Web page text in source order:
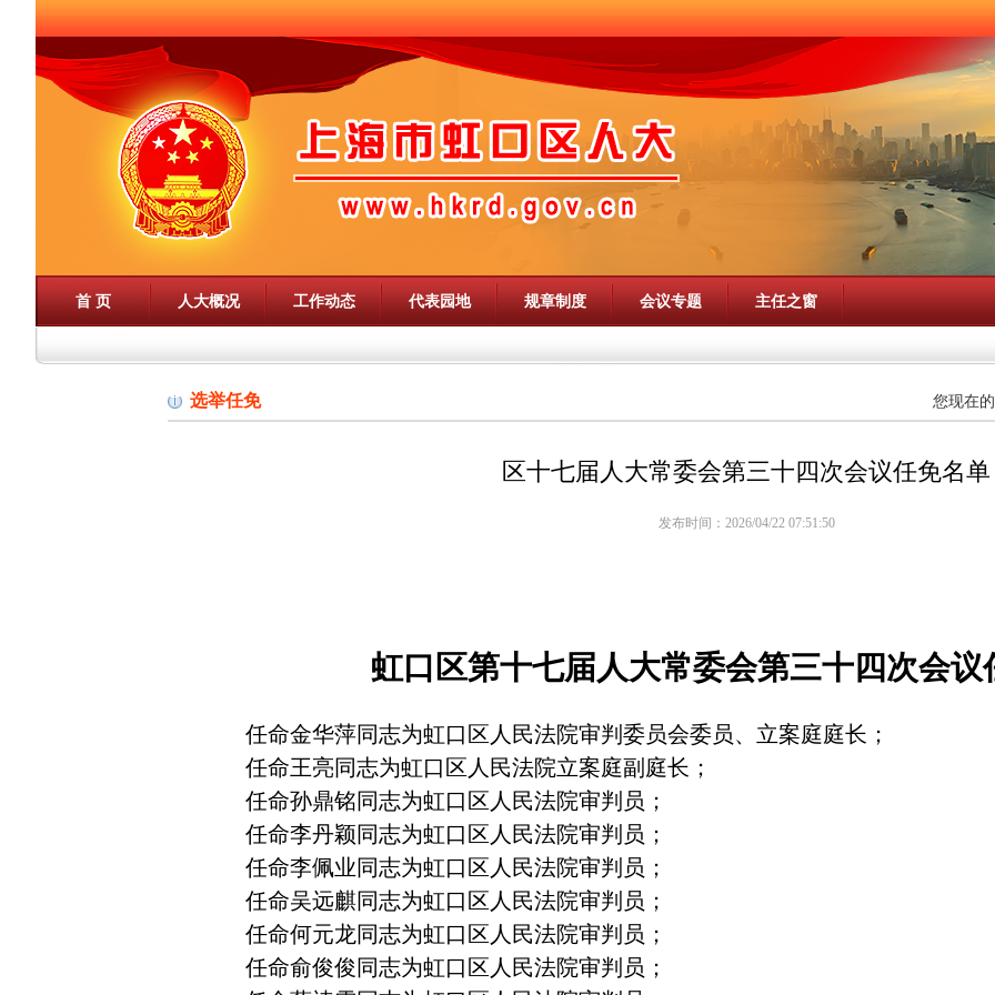
首 页 人大概况 工作动态 代表园地 规章制度 会议专题 主任之窗
选举任免 您现在
区十七届人大常委会第三十四次会议任免名单
发布时间：2026/04/22 07:51:50
虹口区第十七届人大常委会第三十四次会议
任命金华萍同志为虹口区人民法院审判委员会委员、立案庭庭长；
任命王亮同志为虹口区人民法院立案庭副庭长；
任命孙鼎铭同志为虹口区人民法院审判员；
任命李丹颖同志为虹口区人民法院审判员；
任命李佩业同志为虹口区人民法院审判员；
任命吴远麒同志为虹口区人民法院审判员；
任命何元龙同志为虹口区人民法院审判员；
任命俞俊俊同志为虹口区人民法院审判员；